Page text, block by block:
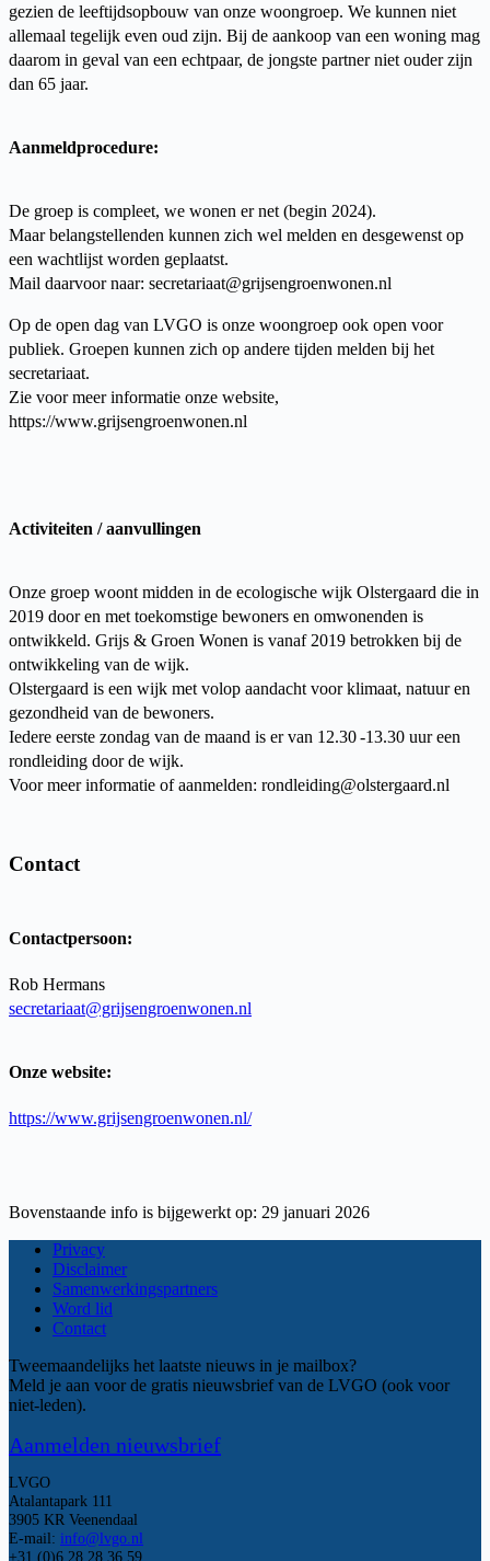
gezien de leeftijdsopbouw van onze woongroep. We kunnen niet
allemaal tegelijk even oud zijn. Bij de aankoop van een woning mag
daarom in geval van een echtpaar, de jongste partner niet ouder zijn
dan 65 jaar.
Aanmeldprocedure:
De groep is compleet, we wonen er net (begin 2024).
Maar belangstellenden kunnen zich wel melden en desgewenst op
een wachtlijst worden geplaatst.
Mail daarvoor naar: secretariaat@grijsengroenwonen.nl
Op de open dag van LVGO is onze woongroep ook open voor
publiek. Groepen kunnen zich op andere tijden melden bij het
secretariaat.
Zie voor meer informatie onze website,
https://www.grijsengroenwonen.nl
Activiteiten / aanvullingen
Onze groep woont midden in de ecologische wijk Olstergaard die in
2019 door en met toekomstige bewoners en omwonenden is
ontwikkeld. Grijs & Groen Wonen is vanaf 2019 betrokken bij de
ontwikkeling van de wijk.
Olstergaard is een wijk met volop aandacht voor klimaat, natuur en
gezondheid van de bewoners.
Iedere eerste zondag van de maand is er van 12.30 -13.30 uur een
rondleiding door de wijk.
Voor meer informatie of aanmelden: rondleiding@olstergaard.nl
Contact
Contactpersoon:
Rob Hermans
secretariaat@grijsengroenwonen.nl
Onze website:
https://www.grijsengroenwonen.nl/
Bovenstaande info is bijgewerkt op: 29 januari 2026
Privacy
Disclaimer
Samenwerkingspartners
Word lid
Contact
Tweemaandelijks het laatste nieuws in je mailbox?
Meld je aan voor de gratis nieuwsbrief van de LVGO (ook voor
niet-leden).
Aanmelden nieuwsbrief
LVGO
Atalantapark 111
3905 KR Veenendaal
E-mail: info@lvgo.nl
+31 (0)6 28 28 36 59